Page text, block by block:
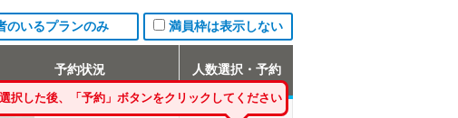
満員枠は表示しない
のいるプランのみ
予約状況 人数選択・予約
択した後、「予約」ボタンをクリックしてください